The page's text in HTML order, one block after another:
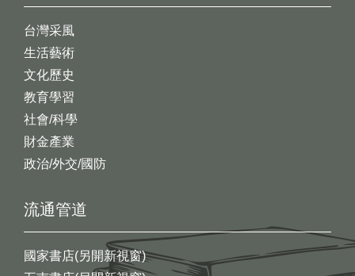
台灣采風
生活藝術
文化歷史
教育學習
社會/科學
財金產業
政治/外交/國防
流通管道
國家書店(另開新視窗)